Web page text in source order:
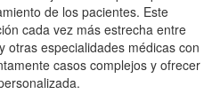
de los pacientes. Este
cada vez más estrecha entre
otras especialidades médicas con
casos complejos y ofrecer